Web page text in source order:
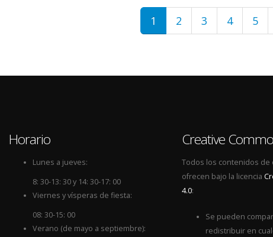
1 2 3 4 5
Horario
Lunes a jueves:
8: 30-13: 30 y 14: 30-17: 00
Viernes y vísperas de fiesta:
08: 30-15: 00
Verano (de mayo a septiembre):
Creative
Todos los contenidos de
ofrecen bajo la licencia
4.0:
Se pueden
redistribuir en